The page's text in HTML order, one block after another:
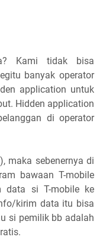
Kami tidak bisa
banyak operator
application untuk
Hidden application
di operator
maka sebenernya di
bawaan T-mobile
data si T-mobile ke
kirim data itu bisa
si pemilik bb adalah